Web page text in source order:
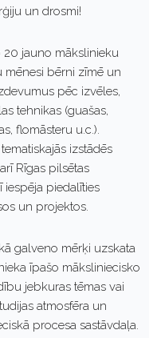
un drosmi!
20 jauno mākslinieku
mēnesi bērni zīmē un
pēc izvēles,
tehnikas (guašas,
flomāsteru u.c.).
izstādēs
Rīgas pilsētas
iespēja piedalīties
un projektos.
galveno mērķi uzskata
īpašo māksliniecisko
jebkuras tēmas vai
atmosfēra un
procesa sastāvdaļa.